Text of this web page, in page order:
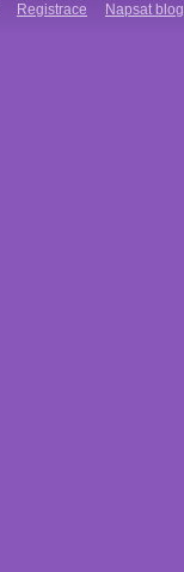
Registrace Napsat blog